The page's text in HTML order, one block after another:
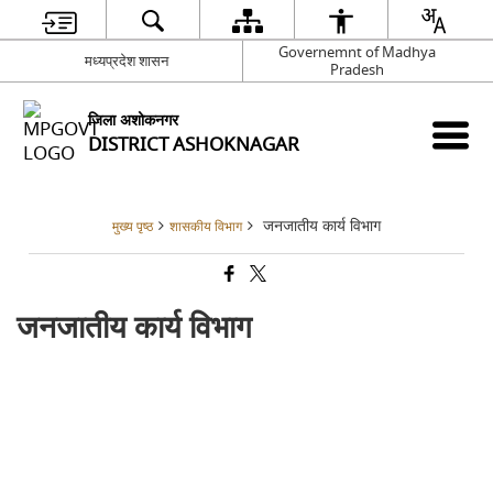
मध्यप्रदेश शासन
Governemnt of Madhya
Pradesh
जिला अशोकनगर
DISTRICT ASHOKNAGAR
मुख्य पृष्ठ शासकीय विभाग जनजातीय कार्य विभाग
जनजातीय कार्य विभाग